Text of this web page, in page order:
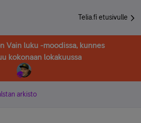
Telia.fi etusivulle
Vain luku -moodissa, kunnes
kokonaan lokakuussa
arkisto